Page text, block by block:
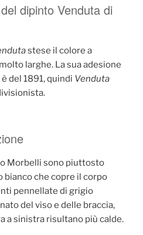
dipinto Venduta di
stese il colore a
larghe. La sua adesione
del 1891, quindi Venduta
Morbelli sono piuttosto
che copre il corpo
pennellate di grigio
del viso e delle braccia,
a sinistra risultano più calde.